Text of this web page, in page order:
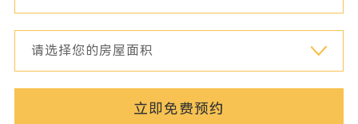
立即免费预约